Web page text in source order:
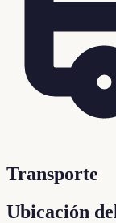
Transporte
Ubicación